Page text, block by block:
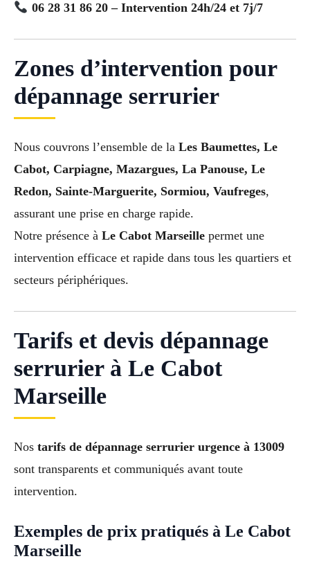
06 28 31 86 20 – Intervention 24h/24 et 7j/7
Zones d’intervention pour
dépannage serrurier
Nous couvrons l’ensemble de la Les Baumettes, Le
Cabot, Carpiagne, Mazargues, La Panouse, Le
Redon, Sainte-Marguerite, Sormiou, Vaufreges,
assurant une prise en charge rapide.
Notre présence à Le Cabot Marseille permet une
intervention efficace et rapide dans tous les quartiers et
secteurs périphériques.
Tarifs et devis dépannage
serrurier à Le Cabot
Marseille
Nos tarifs de dépannage serrurier urgence à 13009
sont transparents et communiqués avant toute
intervention.
Exemples de prix pratiqués à Le Cabot
Marseille